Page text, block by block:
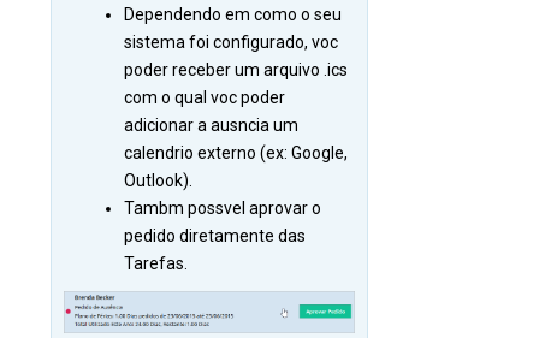
Dependendo em como o seu
sistema foi configurado, voc
poder receber um arquivo .ics
com o qual voc poder
adicionar a ausncia um
calendrio externo (ex: Google,
Outlook).
Tambm possvel aprovar o
pedido diretamente das
Tarefas.